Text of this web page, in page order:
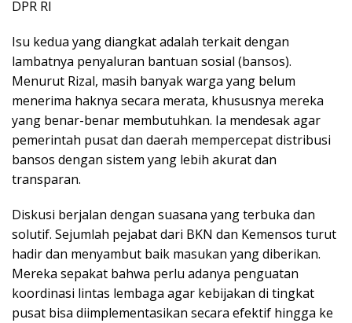
DPR RI
Isu kedua yang diangkat adalah terkait dengan
lambatnya penyaluran bantuan sosial (bansos).
Menurut Rizal, masih banyak warga yang belum
menerima haknya secara merata, khususnya mereka
yang benar-benar membutuhkan. Ia mendesak agar
pemerintah pusat dan daerah mempercepat distribusi
bansos dengan sistem yang lebih akurat dan
transparan.
Diskusi berjalan dengan suasana yang terbuka dan
solutif. Sejumlah pejabat dari BKN dan Kemensos turut
hadir dan menyambut baik masukan yang diberikan.
Mereka sepakat bahwa perlu adanya penguatan
koordinasi lintas lembaga agar kebijakan di tingkat
pusat bisa diimplementasikan secara efektif hingga ke